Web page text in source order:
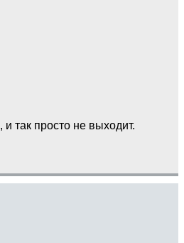
, и так просто не выходит.